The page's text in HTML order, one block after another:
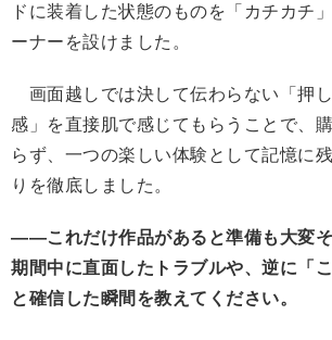
ドに装着した状態のものを「カチカチ
ーナーを設けました。
画面越しでは決して伝わらない「押
感」を直接肌で感じてもらうことで、
らず、一つの楽しい体験として記憶に
りを徹底しました。
――これだけ作品があると準備も大変
期間中に直面したトラブルや、逆に「
と確信した瞬間を教えてください。